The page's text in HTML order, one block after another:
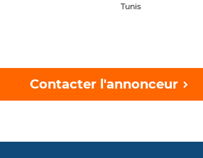
Tunis
Contacter l'annonceur